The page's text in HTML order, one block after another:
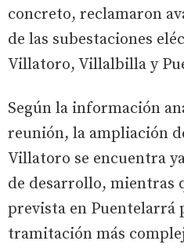
concreto, reclamaron
de las subestaciones
Villatoro, Villalbilla y
Según la información
reunión, la ampliación
Villatoro se encuentra
de desarrollo, mientras
prevista en Puentelarrá
tramitación más